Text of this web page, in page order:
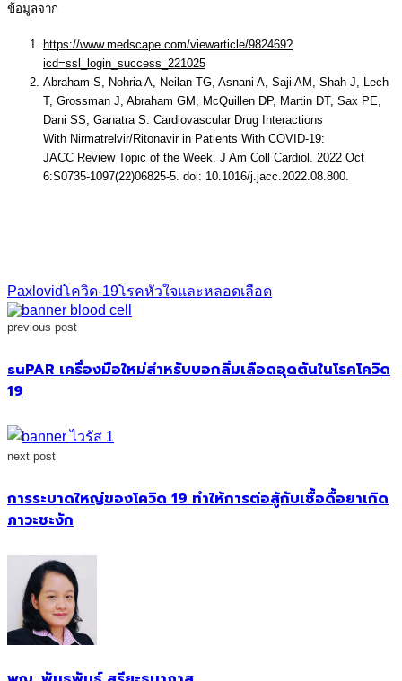
ข้อมูลจาก
https://www.medscape.com/viewarticle/982469?
icd=ssl_login_success_221025
Abraham S, Nohria A, Neilan TG, Asnani A, Saji AM, Shah J, Lech
T, Grossman J, Abraham GM, McQuillen DP, Martin DT, Sax PE,
Dani SS, Ganatra S. Cardiovascular Drug Interactions
With Nirmatrelvir/Ritonavir in Patients With COVID-19:
JACC Review Topic of the Week. J Am Coll Cardiol. 2022 Oct
6:S0735-1097(22)06825-5. doi: 10.1016/j.jacc.2022.08.800.
Paxlovidโควิด-19โรคหัวใจและหลอดเลือด
previous post
suPAR เครื่องมือใหม่สำหรับบอกลิ่มเลือดอุดตันในโรคโควิด
19
next post
การระบาดใหญ่ของโควิด 19 ทำให้การต่อสู้กับเชื้อดื้อยาเกิด
ภาวะชะงัก